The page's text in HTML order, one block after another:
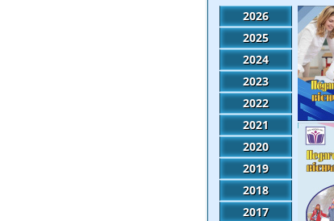
2026
2025
2024
2023
2022
2021
2020
2019
2018
2017